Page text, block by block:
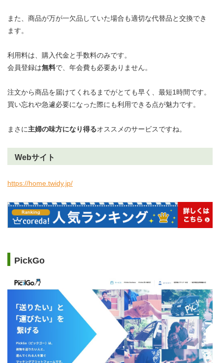
また、商品が万が一欠品していた場合も適切な代替品と交換でき
ます。
利用料は、購入代金と手数料のみです。
会員登録は無料で、年会費も必要ありません。
注文から商品を届けてくれるまでがとても早く、最短1時間です。
買い忘れや急遽必要になった際にも利用できる点が魅力です。
まさに主婦の味方になり得るオススメのサービスですね。
Webサイト
https://home.twidy.jp/
PickGo